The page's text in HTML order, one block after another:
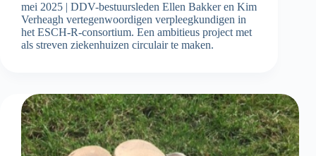
mei 2025 | DDV-bestuursleden Ellen Bakker en Kim
Verheagh vertegenwoordigen verpleegkundigen in
het ESCH-R-consortium. Een ambitieus project met
als streven ziekenhuizen circulair te maken.